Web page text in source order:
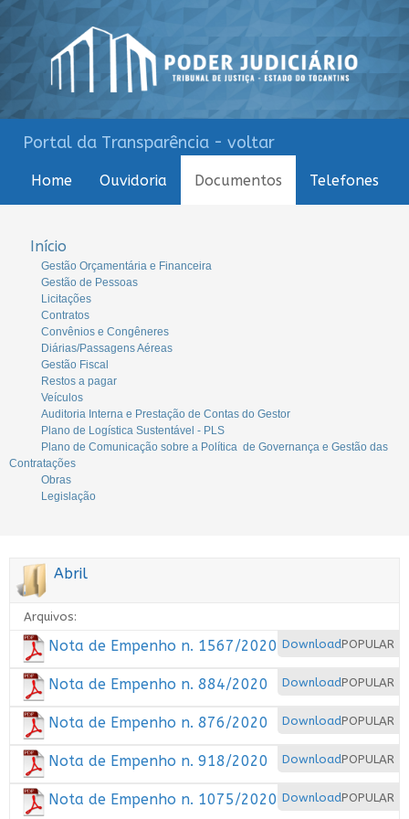
Portal da Transparência - voltar
Home Ouvidoria Documentos Telefones
Início
Gestão Orçamentária e Financeira
Gestão de Pessoas
Licitações
Contratos
Convênios e Congêneres
Diárias/Passagens Aéreas
Gestão Fiscal
Restos a pagar
Veículos
Auditoria Interna e Prestação de Contas do Gestor
Plano de Logística Sustentável - PLS
Plano de Comunicação sobre a Política de Governança e Gestão das
Contratações
Obras
Legislação
Abril
Arquivos:
POPULAR
Download
Nota de Empenho n. 1567/2020
POPULAR
Download
Nota de Empenho n. 884/2020
POPULAR
Download
Nota de Empenho n. 876/2020
POPULAR
Download
Nota de Empenho n. 918/2020
POPULAR
Download
Nota de Empenho n. 1075/2020